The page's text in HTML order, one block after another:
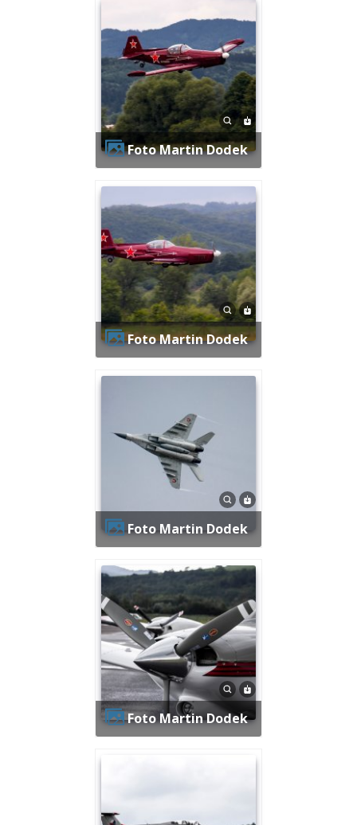
Foto Martin Dodek
Foto Martin Dodek
Foto Martin Dodek
Foto Martin Dodek